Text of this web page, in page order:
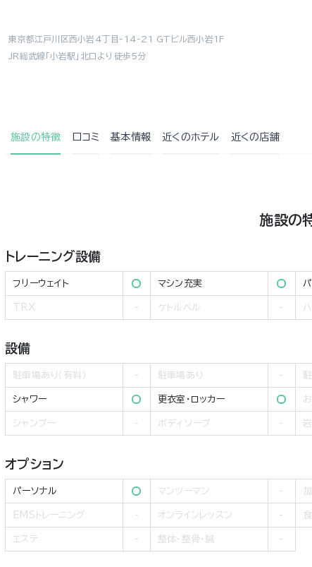
東京都江戸川区西小岩4丁目-14-21 GTビル西小岩1F
JR総武線「小岩駅」北口より徒歩５分
施設の特徴 口コミ 基本情報 近くのホテル 近くの店舗
施設の
トレーニング設備
フリーウェイト マシン充実
TRX ケトルベル
設備
駐車場あり（有料） 駐車場あり
シャワー 更衣室・ロッカー
シャンプー ボディソープ
オプション
パーソナル マンツーマン
EMSトレーニング オンラインレッスン
エステ 整体・整骨・鍼